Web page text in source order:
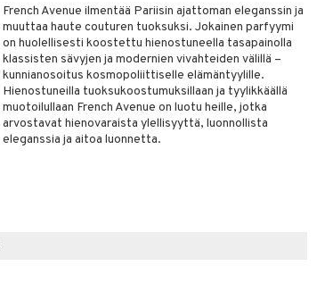
French Avenue ilmentää Pariisin ajattoman eleganssin ja
muuttaa haute couturen tuoksuksi. Jokainen parfyymi
on huolellisesti koostettu hienostuneella tasapainolla
klassisten sävyjen ja modernien vivahteiden välillä –
kunnianosoitus kosmopoliittiselle elämäntyylille.
Hienostuneilla tuoksukoostumuksillaan ja tyylikkäällä
muotoilullaan French Avenue on luotu heille, jotka
arvostavat hienovaraista ylellisyyttä, luonnollista
eleganssia ja aitoa luonnetta.